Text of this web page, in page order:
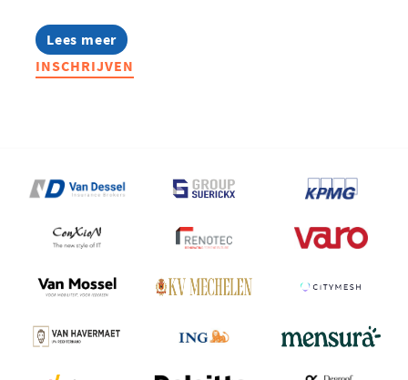
Lees meer
about
De
basics
INSCHRIJVEN